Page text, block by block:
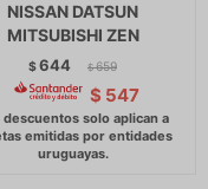
NISSAN DATSUN
MITSUBISHI ZEN
$644 $ 659
$ 547